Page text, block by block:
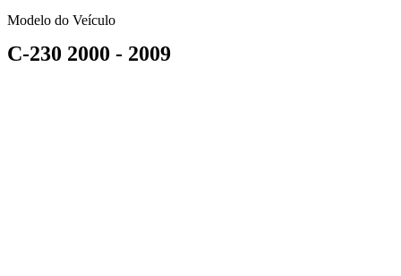
Modelo do Veículo
C-230 2000 - 2009